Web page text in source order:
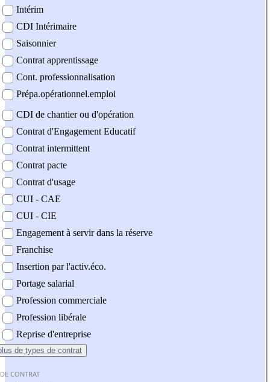
Intérim
CDI Intérimaire
Saisonnier
Contrat apprentissage
Cont. professionnalisation
Prépa.opérationnel.emploi
CDI de chantier ou d'opération
Contrat d'Engagement Educatif
Contrat intermittent
Contrat pacte
Contrat d'usage
CUI - CAE
CUI - CIE
Engagement à servir dans la réserve
Franchise
Insertion par l'activ.éco.
Portage salarial
Profession commerciale
Profession libérale
Reprise d'entreprise
de types de contrat
CONTRAT